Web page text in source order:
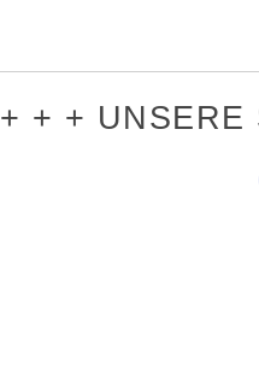
+ + + UNSERE